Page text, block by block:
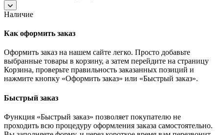
Наличие
Как оформить заказ
Оформить заказ на нашем сайте легко. Просто добавьте
выбранные товары в корзину, а затем перейдите на страницу
Корзина, проверьте правильность заказанных позиций и
нажмите кнопку «Оформить заказ» или «Быстрый заказ».
Быстрый заказ
Функция «Быстрый заказ» позволяет покупателю не
проходить всю процедуру оформления заказа самостоятельно.